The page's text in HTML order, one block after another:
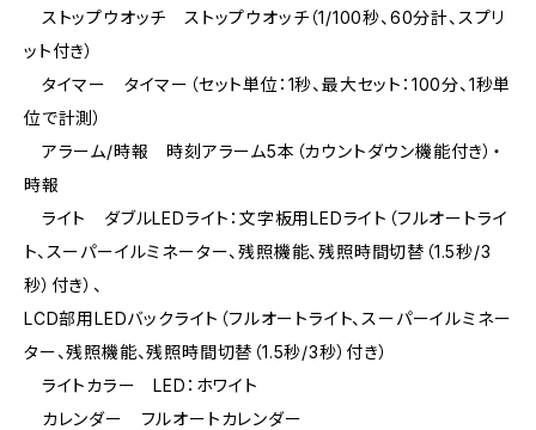
ストップウオッチ ストップウオッチ（1/100秒、60分計、スプリ
ット付き）
タイマー タイマー（セット単位：1秒、最大セット：100分、1秒単
位で計測）
アラーム/時報 時刻アラーム5本（カウントダウン機能付き）・
時報
ライト ダブルLEDライト：文字板用LEDライト（フルオートライ
ト、スーパーイルミネーター、残照機能、残照時間切替（1.5秒/3
秒）付き）、
LCD部用LEDバックライト（フルオートライト、スーパーイルミネー
ター、残照機能、残照時間切替（1.5秒/3秒）付き）
ライトカラー LED：ホワイト
カレンダー フルオートカレンダー